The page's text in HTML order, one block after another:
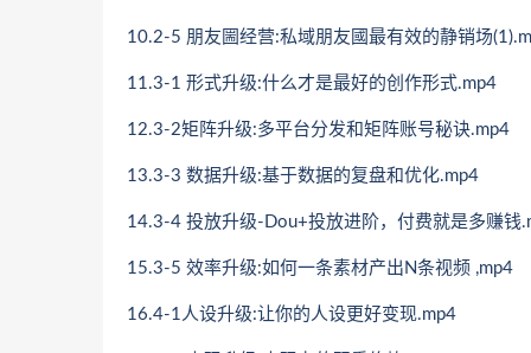
10.2-5 朋友圌经营:私域朋友國最有效的静销场
11.3-1 形式升级:什么才是最好的创作形式.mp4
12.3-2矩阵升级:多平台分发和矩阵账号秘诀.mp4
13.3-3 数据升级:基于数据的复盘和优化.mp4
14.3-4 投放升级-Dou+投放进阶，付费就是多赚钱
15.3-5 效率升级:如何一条素材产出N条视频 ,mp4
16.4-1人设升级:让你的人设更好变现.mp4